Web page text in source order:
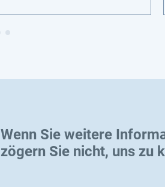
Wenn Sie weitere
zögern Sie nicht, uns zu